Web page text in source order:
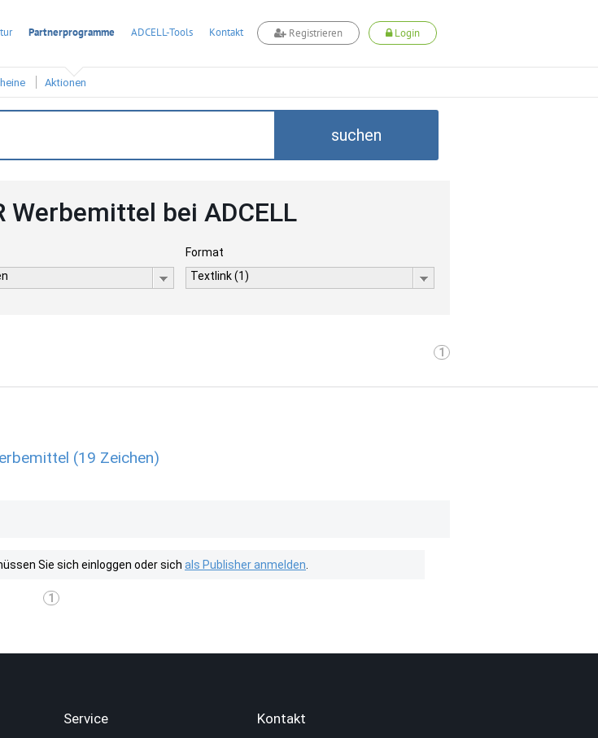
Partnerprogramme ADCELL-Tools Kontakt Registrieren Login
Aktionen
suchen
Werbemittel bei ADCELL
Format
Textlink (1)
1
(19 Zeichen)
Sie sich einloggen oder sich als Publisher anmelden
1
Service Kontakt